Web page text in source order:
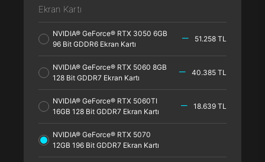
Ekran Kartı
NVIDIA® GeForce® RTX 3050 6GB
96 Bit GDDR6 Ekran Kartı
51.258 TL
NVIDIA® GeForce® RTX 5060 8GB
128 Bit GDDR7 Ekran Kartı
40.385 TL
NVIDIA® GeForce® RTX 5060TI
16GB 128 Bit GDDR7 Ekran Kartı
18.639 TL
NVIDIA® GeForce® RTX 5070
12GB 196 Bit GDDR7 Ekran Kartı